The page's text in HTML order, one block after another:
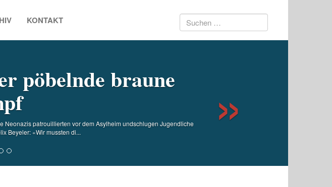
KONTAKT Suchen
pöbelnde braune
Neonazis patrouillierten vor dem Asylheim undschlugen Jugendliche
Beyeler: «Wir mussten di...